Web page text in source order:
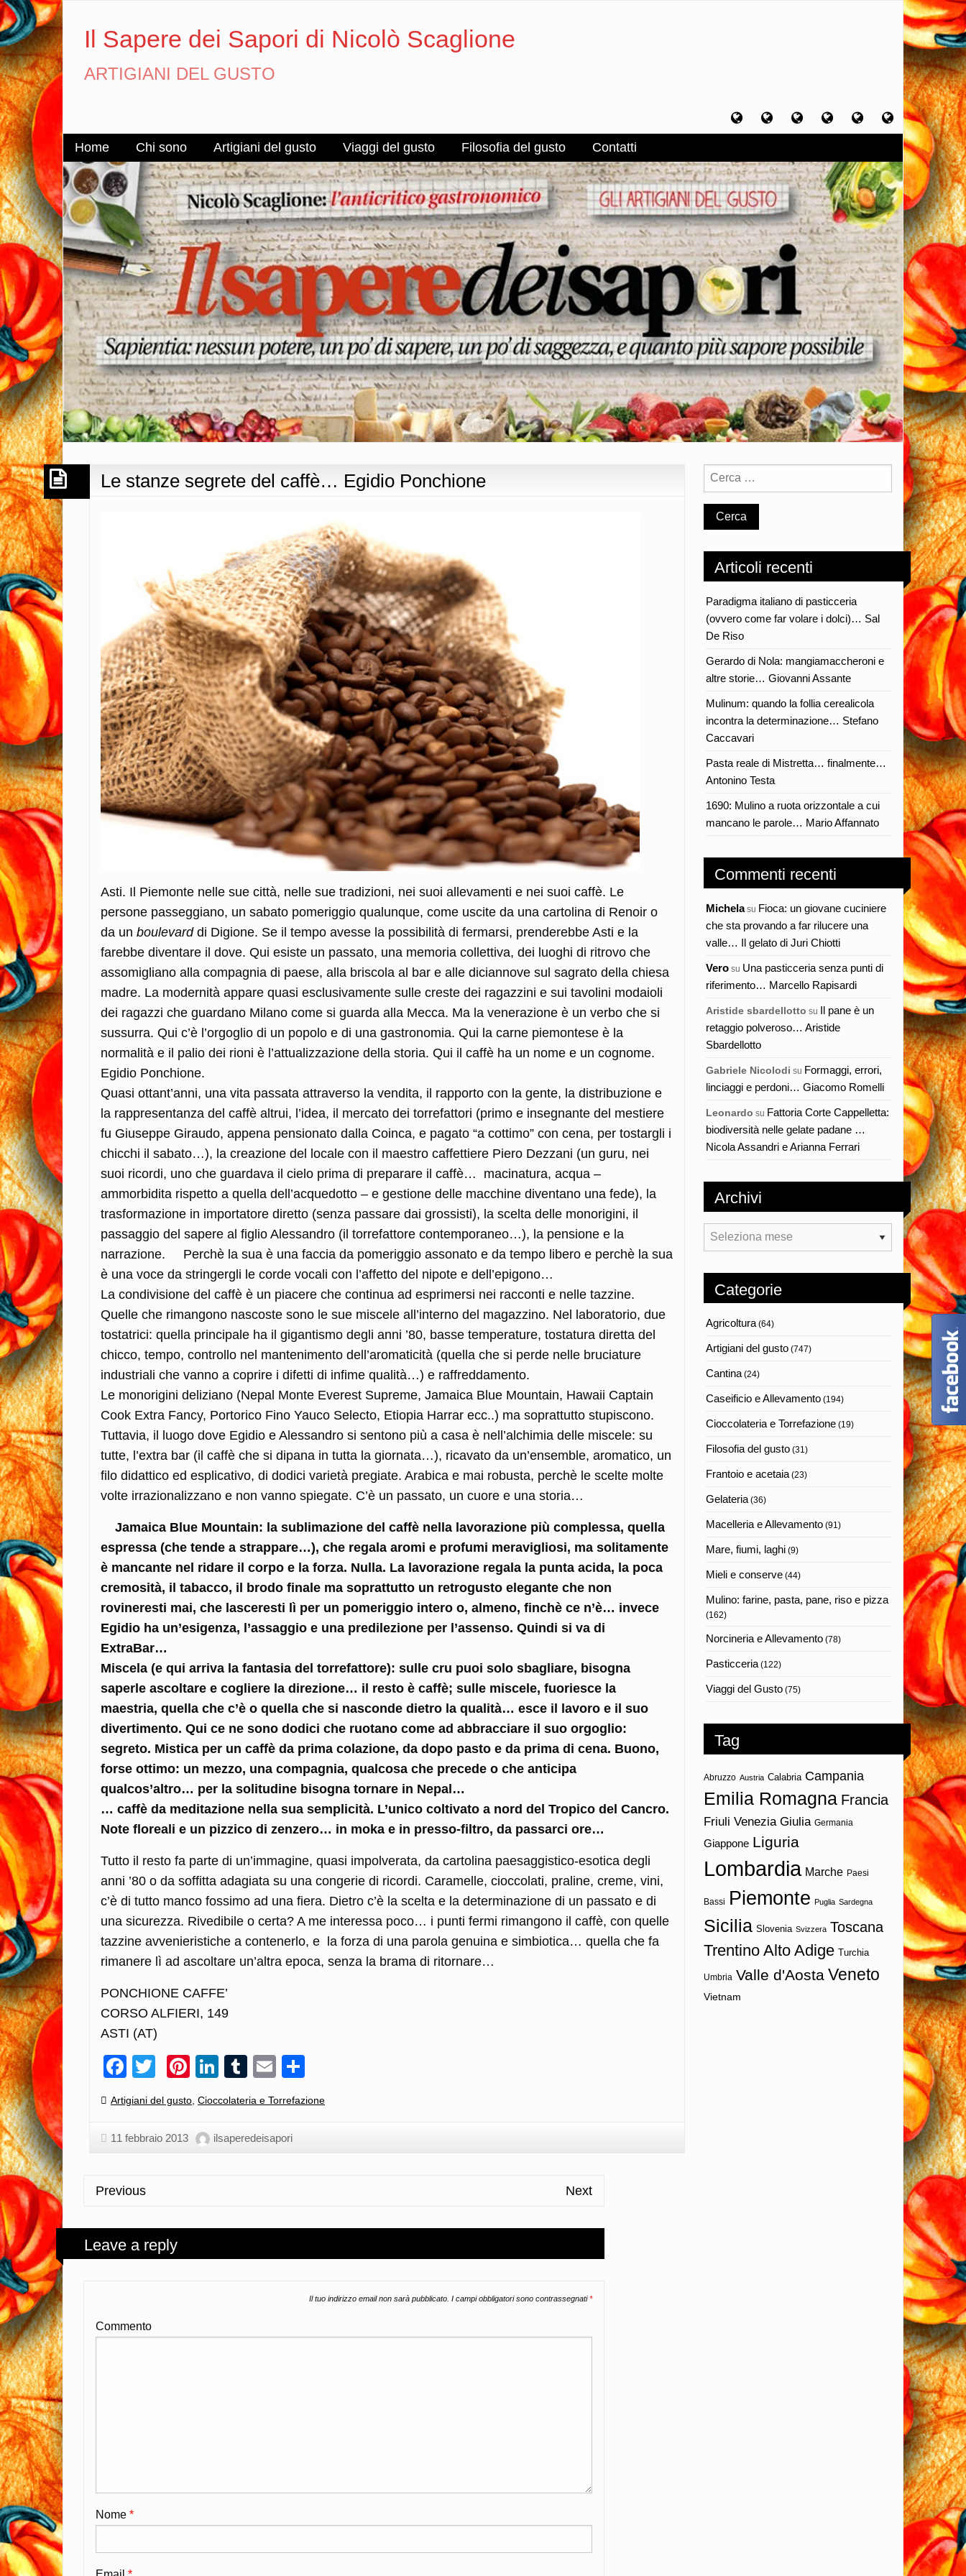
Il Sapere dei Sapori di Nicolò Scaglione
ARTIGIANI DEL GUSTO
Home Chi
sono
Artigiani
del
Viaggi
del
Filosofia
del
Contatti
Home Chi sono Artigiani del gusto Viaggi del gusto Filosofia del gusto Contatti
Le stanze segrete del caffè… Egidio Ponchione
Asti. Il Piemonte nelle sue città, nelle sue tradizioni, nei suoi allevamenti e nei suoi caffè. Le
persone passeggiano, un sabato pomeriggio qualunque, come uscite da una cartolina di Renoir o
da un boulevarddi Digione. Se il tempo avesse la possibilità di fermarsi, prenderebbe Asti e la
farebbe diventare il dove. Qui esiste un passato, una memoria collettiva, dei luoghi di ritrovo che
assomigliano alla compagnia di paese, alla briscola al bar e alle diciannove sul sagrato della chiesa
madre. La modernità appare quasi esclusivamente sulle creste dei ragazzini e sui tavolini modaioli
dei ragazzi che guardano Milano come si guarda alla Mecca. Ma la venerazione è un verbo che si
sussurra. Qui c’è l’orgoglio di un popolo e di una gastronomia. Qui la carne piemontese è la
normalità e il palio dei rioni è l’attualizzazione della storia. Qui il caffè ha un nome e un cognome.
Egidio Ponchione.
Quasi ottant’anni, una vita passata attraverso la vendita, il rapporto con la gente, la distribuzione e
la rappresentanza del caffè altrui, l’idea, il mercato dei torrefattori (primo e insegnante del mestiere
fu Giuseppe Giraudo, appena pensionato dalla Coinca, e pagato “a cottimo” con cena, per tostargli i
chicchi il sabato…), la creazione del locale con il maestro caffettiere Piero Dezzani (un guru, nei
suoi ricordi, uno che guardava il cielo prima di preparare il caffè… macinatura, acqua –
ammorbidita rispetto a quella dell’acquedotto – e gestione delle macchine diventano una fede), la
trasformazione in importatore diretto (senza passare dai grossisti), la scelta delle monorigini, il
passaggio del sapere al figlio Alessandro (il torrefattore contemporaneo…), la pensione e la
narrazione. Perchè la sua è una faccia da pomeriggio assonato e da tempo libero e perchè la sua
è una voce da stringergli le corde vocali con l’affetto del nipote e dell’epigono…
La condivisione del caffè è un piacere che continua ad esprimersi nei racconti e nelle tazzine.
Quelle che rimangono nascoste sono le sue miscele all’interno del magazzino. Nel laboratorio, due
tostatrici: quella principale ha il gigantismo degli anni ’80, basse temperature, tostatura diretta del
chicco, tempo, controllo nel mantenimento dell’aromaticità (quella che si perde nelle bruciature
industriali che vanno a coprire i difetti di infime qualità…) e raffreddamento.
Le monorigini deliziano (Nepal Monte Everest Supreme, Jamaica Blue Mountain, Hawaii Captain
Cook Extra Fancy, Portorico Fino Yauco Selecto, Etiopia Harrar ecc..) ma soprattutto stupiscono.
Tuttavia, il luogo dove Egidio e Alessandro si sentono più a casa è nell’alchimia delle miscele: su
tutte, l’extra bar (il caffè che si dipana in tutta la giornata…), ricavato da un’ensemble, aromatico, un
filo didattico ed esplicativo, di dodici varietà pregiate. Arabica e mai robusta, perchè le scelte molte
volte irrazionalizzano e non vanno spiegate. C’è un passato, un cuore e una storia…
Jamaica Blue Mountain: la sublimazione del caffè nella lavorazione più complessa, quella
espressa (che tende a strappare…), che regala aromi e profumi meravigliosi, ma solitamente
è mancante nel ridare il corpo e la forza. Nulla. La lavorazione regala la punta acida, la poca
cremosità, il tabacco, il brodo finale ma soprattutto un retrogusto elegante che non
rovineresti mai, che lasceresti lì per un pomeriggio intero o, almeno, finchè ce n’è… invece
Egidio ha un’esigenza, l’assaggio e una predilezione per l’assenso. Quindi si va di
ExtraBar…
Miscela (e qui arriva la fantasia del torrefattore): sulle cru puoi solo sbagliare, bisogna
saperle ascoltare e cogliere la direzione… il resto è caffè; sulle miscele, fuoriesce la
maestria, quella che c’è o quella che si nasconde dietro la qualità… esce il lavoro e il suo
divertimento. Qui ce ne sono dodici che ruotano come ad abbracciare il suo orgoglio:
segreto. Mistica per un caffè da prima colazione, da dopo pasto e da prima di cena. Buono,
forse ottimo: un mezzo, una compagnia, qualcosa che precede o che anticipa
qualcos’altro… per la solitudine bisogna tornare in Nepal…
… caffè da meditazione nella sua semplicità. L’unico coltivato a nord del Tropico del Cancro.
Note floreali e un pizzico di zenzero… in moka e in presso-filtro, da passarci ore…
Tutto il resto fa parte di un’immagine, quasi impolverata, da cartolina paesaggistico-esotica degli
anni ’80 o da soffitta adagiata su una congerie di ricordi. Caramelle, cioccolati, praline, creme, vini,
c’è di tutto manco fossimo ad una fiera. Dietro c’è la scelta e la determinazione di un passato e di
una sicurezza. Rivedibile o certa? A me interessa poco… i punti fermi rimangono il caffè, con quelle
tazzine avvenieristiche a contenerlo, e la forza di una parola genuina e simbiotica… quella che fa
rimanere lì ad ascoltare un’altra epoca, senza la brama di ritornare…
PONCHIONE CAFFE’
CORSO ALFIERI, 149
ASTI (AT)
Facebook
TwitterPinterest
LinkedIn
Tumblr
Email
Categories:
Artigiani del gusto Cioccolateria e Torrefazione
11 febbraio 2013 ilsaperedeisapori
Previous Next
Leave a reply
Il tuo indirizzo email non sarà pubblicato. I campi obbligatori sono contrassegnati*
Commento
Nome *
Articoli recenti
Paradigma italiano di pasticceria
(ovvero come far volare i dolci)… Sal
De Riso
Gerardo di Nola: mangiamaccheroni e
altre storie… Giovanni Assante
Mulinum: quando la follia cerealicola
incontra la determinazione… Stefano
Caccavari
Pasta reale di Mistretta… finalmente…
Antonino Testa
1690: Mulino a ruota orizzontale a cui
mancano le parole… Mario Affannato
Commenti recenti
Michelasu Fioca: un giovane cuciniere
che sta provando a far rilucere una
valle… Il gelato di Juri Chiotti
Vero su Una pasticceria senza punti di
riferimento… Marcello Rapisardi
Aristide sbardellotto su Il pane è un
retaggio polveroso… Aristide
Sbardellotto
Gabriele Nicolodi su Formaggi, errori,
linciaggi e perdoni… Giacomo Romelli
Leonardo su Fattoria Corte Cappelletta:
biodiversità nelle gelate padane …
Nicola Assandri e Arianna Ferrari
Archivi
Archivi
Categorie
Agricoltura(64)
Artigiani del gusto (747)
Cantina(24)
Caseificio e Allevamento (194)
Cioccolateria e Torrefazione (19)
Filosofia del gusto (31)
Frantoio e acetaia(23)
Gelateria(36)
Macelleria e Allevamento (91)
Mare, fiumi, laghi (9)
Mieli e conserve (44)
Mulino: farine, pasta, pane, riso e pizza
(162)
Norcineria e Allevamento (78)
Pasticceria(122)
Viaggi del Gusto (75)
Tag
Abruzzo Austria Calabria Campania
Emilia Romagna Francia
Friuli Venezia Giulia Germania
Giappone Liguria
Lombardia Marche Paesi
Bassi Piemonte Puglia Sardegna
Sicilia Slovenia Svizzera Toscana
Trentino Alto Adige Turchia
Umbria Valle d'Aosta Veneto
Vietnam